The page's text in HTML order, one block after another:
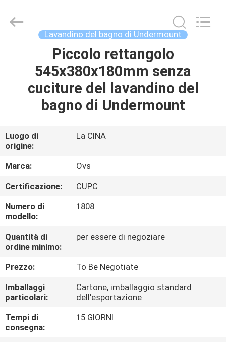
PRODOTTI
NOI
GIRO
DELLA
FABBRICA
CONTROLLO
DI
QUALITÀ
CONTATTICI
NOTIZIE
Ware
Lavandino del bagno di Undermount
Piccolo rettangolo
545x380x180mm senza
cuciture del lavandino del
bagno di Undermount
Luogo di
origine:
La CINA
Marca:
Ovs
Certificazione:
CUPC
Numero di
modello:
1808
Quantità di
ordine minimo:
per essere di negoziare
Prezzo:
To Be Negotiate
Imballaggi
particolari:
Cartone, imballaggio standard
dell'esportazione
Tempi di
consegna:
15 GIORNI